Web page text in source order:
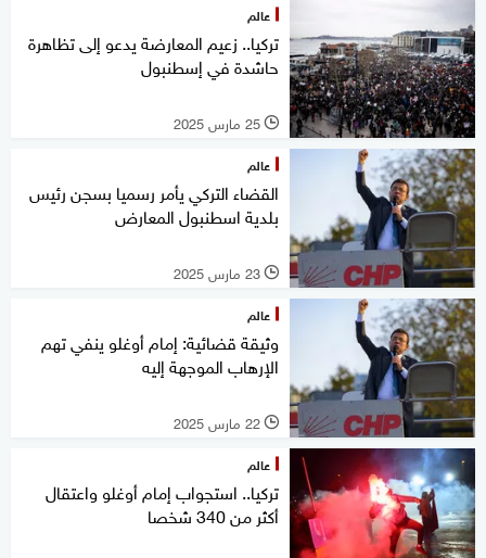
عالم
تركيا.. زعيم المعارضة يدعو إلى تظاهرة
حاشدة في إسطنبول
l 25 مارس 2025
عالم
القضاء التركي يأمر رسميا بسجن رئيس
بلدية اسطنبول المعارض
l 23 مارس 2025
عالم
وثيقة قضائية: إمام أوغلو ينفي تهم
الإرهاب الموجهة إليه
l 22 مارس 2025
عالم
تركيا.. استجواب إمام أوغلو واعتقال
أكثر من 340 شخصا